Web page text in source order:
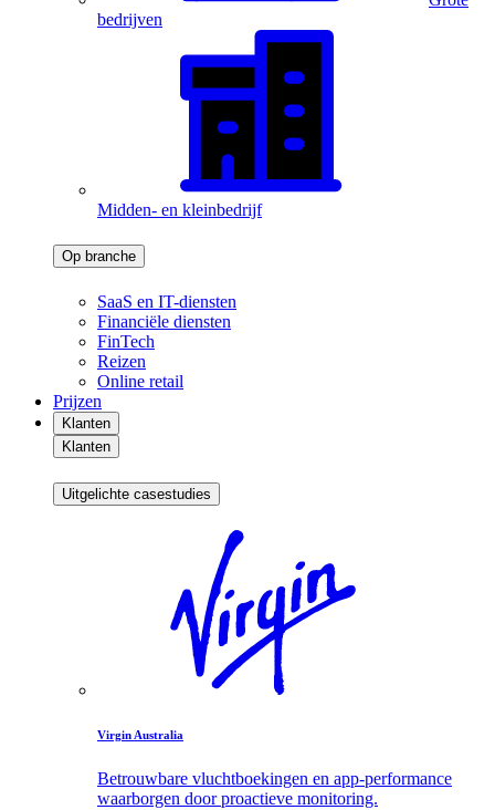
bedrijven
Midden- en kleinbedrijf
Op branche
SaaS en IT-diensten
Financiële diensten
FinTech
Reizen
Online retail
Prijzen
Klanten
Klanten
Uitgelichte casestudies
Virgin Australia
Betrouwbare vluchtboekingen en app-performance
waarborgen door proactieve monitoring.